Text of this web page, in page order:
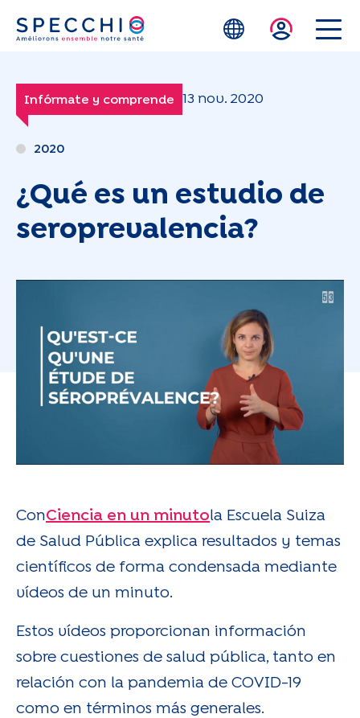
Skip to main content
Infórmate y comprende 13 nov. 2020
2020
¿Qué es un estudio de
seroprevalencia?
ConCiencia en un minuto la Escuela Suiza
de Salud Pública explica resultados y temas
científicos de forma condensada mediante
vídeos de un minuto.
Estos vídeos proporcionan información
sobre cuestiones de salud pública, tanto en
relación con la pandemia de COVID-19
como en términos más generales.